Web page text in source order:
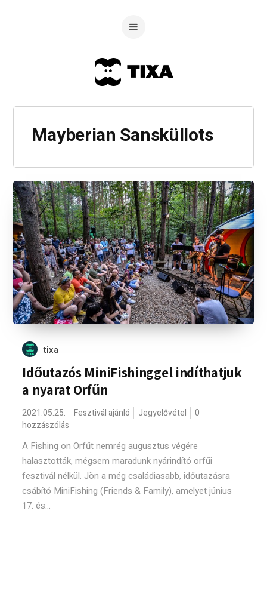
Mayberian Sansküllots
tixa
Időutazós MiniFishinggel indíthatjuk
a nyarat Orfűn
2021.05.25. Fesztivál ajánló Jegyelővétel
0
hozzászólás
A Fishing on Orfűt nemrég augusztus végére
halasztották, mégsem maradunk nyárindító orfűi
fesztivál nélkül. Jön a még családiasabb, időutazásra
csábító MiniFishing (Friends & Family), amelyet június
17. és...